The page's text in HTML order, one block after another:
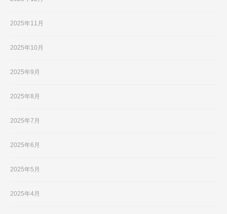
2025年11月
2025年10月
2025年9月
2025年8月
2025年7月
2025年6月
2025年5月
2025年4月